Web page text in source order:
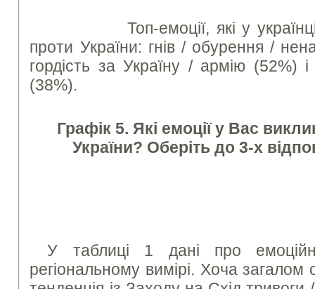
Топ-емоції, які у українців
проти України: гнів / обурення /
гордість за Україну / армію (52%)
(38%).
Графік 5. Які емоції у Вас
України? Оберіть до 3-х
У таблиці 1 дані про
регіональному вимірі. Хоча загалом